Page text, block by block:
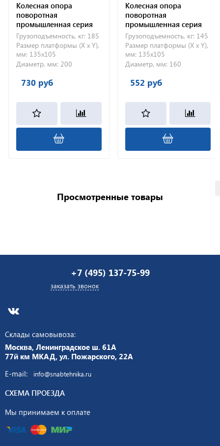
Колесная опора
поворотная
промышленная серия
SC 200
Грузоподъемность, кг: 185
Размер платформы (X x Y),
мм: 135х105
Диаметр, мм: 200
730 руб
Колесная опора
поворотная
промышленная серия
SC 160
Грузоподъемность, кг: 145
Размер платформы (X x Y),
мм: 135х105
Диаметр, мм: 160
552 руб
Просмотренные товары
+7 (495) 137-75-99
заказать звонок
Склады самовывоза:
Москва, Ленинградское ш. 61А
77й км МКАД, ул. Пожарского, 22А
E-mail:
info@snabtehnika.ru
СХЕМА ПРОЕЗДА
Мы принимаем к оплате